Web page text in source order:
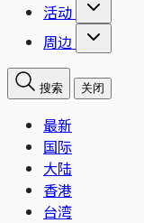
活动
周边
搜索 关闭
最新
国际
大陆
香港
台湾